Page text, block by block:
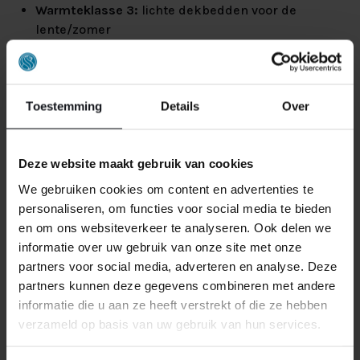
Toestemming Details Over
Deze website maakt gebruik van cookies
We gebruiken cookies om content en advertenties te
personaliseren, om functies voor social media te bieden
en om ons websiteverkeer te analyseren. Ook delen we
informatie over uw gebruik van onze site met onze
partners voor social media, adverteren en analyse. Deze
partners kunnen deze gegevens combineren met andere
informatie die u aan ze heeft verstrekt of die ze hebben
verzameld op basis van uw gebruik van hun services.
Warmteklasse 3: lichte dekbedden voor de
lente/zomer
zomerdekbed voor warme
zomernachten
Internationaal zie je ook TOG-waarden (hoe hoger, hoe
basis van seizoen én je persoonlijke voorkeur.
WELK DEKBED MOET JE
KIEZEN?
Het ideale dekbed verschilt per persoon. Hieronder
vind je de belangrijkste punten om jouw perfecte
dekbed te kiezen: